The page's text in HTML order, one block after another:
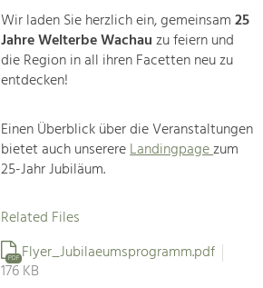
Wir laden Sie herzlich ein, gemeinsam25
Jahre Welterbe Wachauzu feiern und
die Region in all ihren Facetten neu zu
entdecken!
Einen Überblick über die Veranstaltungen
bietet auch unserereLandingpagezum
25-Jahr Jubiläum.
Related Files
PDF Flyer_Jubilaeumsprogramm.pdf
176 KB